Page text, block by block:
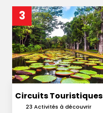
3
Circuits Touristiques
23 Activités à découvrir